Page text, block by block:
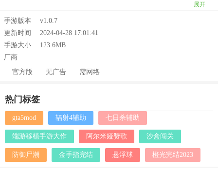
展开
手游版本
v1.0.7
更新时间
2024-04-28 17:01:41
手游大小
123.6MB
厂商
官方版
无广告 需网络
热门标签
gta5mod 辐射4辅助 七日杀辅助
端游移植手游大作 阿尔米娅赞歌 沙盒闯关
防御尸潮 金手指完结 悬浮球 橙光完结2023